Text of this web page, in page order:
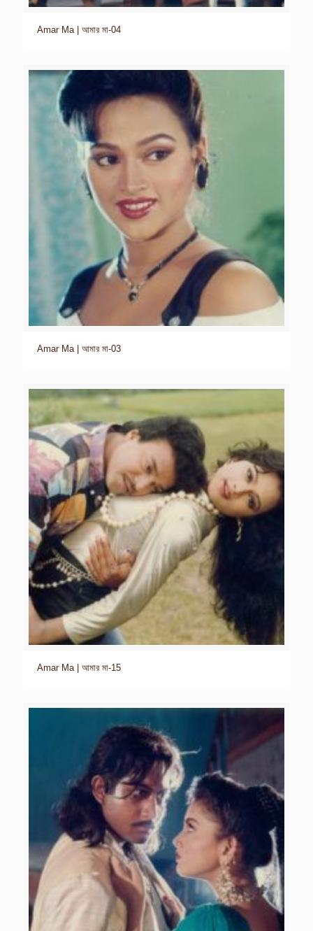
Amar Ma | আমার মা-04
Amar Ma | আমার মা-03
Amar Ma | আমার মা-15